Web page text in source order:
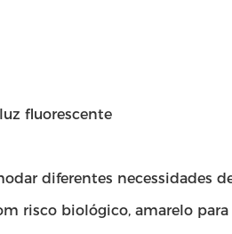
fluorescente
diferentes necessidades
risco biológico, amarelo para